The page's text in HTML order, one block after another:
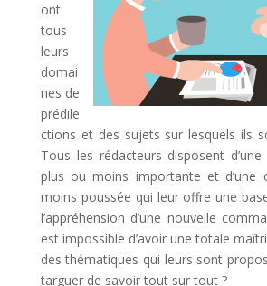
ont
tous
leurs
domai
nes de
prédile
ctions et des sujets sur lesquels ils
Tous les rédacteurs disposent
plus ou moins importante et d’une
moins poussée qui leur offre une
l’appréhension d’une nouvelle
est impossible d’avoir une totale
des thématiques qui leurs sont
targuer de savoir tout sur tout ?